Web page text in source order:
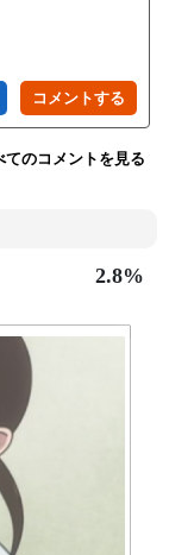
のコメントを見る
2.8%